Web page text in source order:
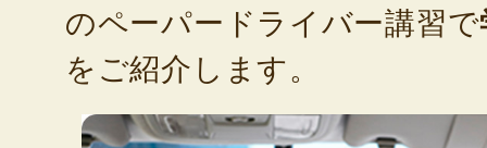
のペーパードライバー講習で
をご紹介します。